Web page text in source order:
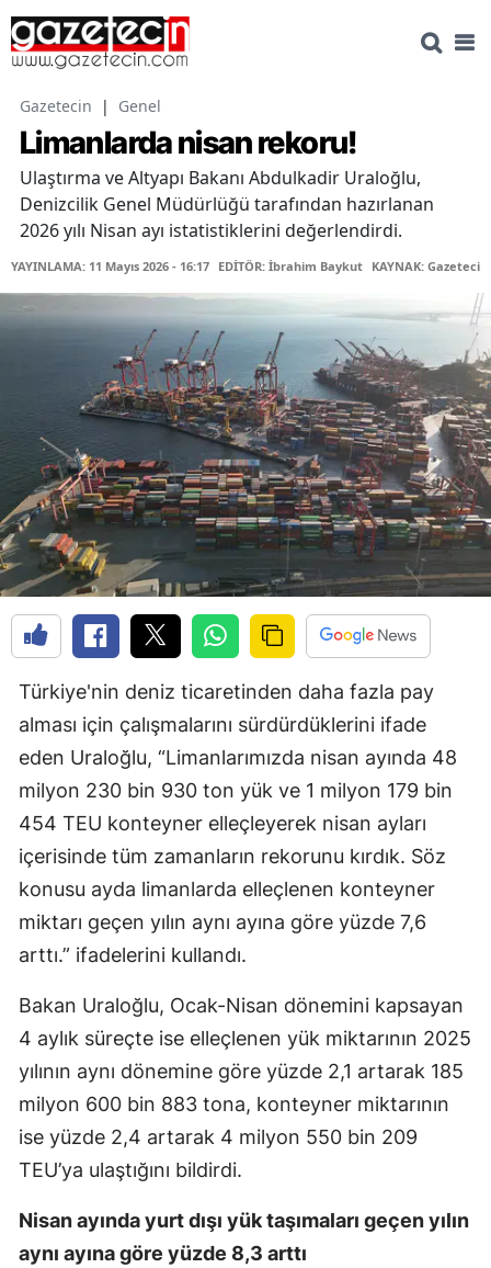
Gazetecin | Genel
Limanlarda nisan rekoru!
Ulaştırma ve Altyapı Bakanı Abdulkadir Uraloğlu,
Denizcilik Genel Müdürlüğü tarafından hazırlanan
2026 yılı Nisan ayı istatistiklerini değerlendirdi.
YAYINLAMA: 11 Mayıs 2026 - 16:17 EDİTÖR: İbrahim Baykut KAYNAK: Gazetecin
Türkiye'nin deniz ticaretinden daha fazla pay
alması için çalışmalarını sürdürdüklerini ifade
eden Uraloğlu, “Limanlarımızda nisan ayında 48
milyon 230 bin 930 ton yük ve 1 milyon 179 bin
454 TEU konteyner elleçleyerek nisan ayları
içerisinde tüm zamanların rekorunu kırdık. Söz
konusu ayda limanlarda elleçlenen konteyner
miktarı geçen yılın aynı ayına göre yüzde 7,6
arttı.” ifadelerini kullandı.
Bakan Uraloğlu, Ocak-Nisan dönemini kapsayan
4 aylık süreçte ise elleçlenen yük miktarının 2025
yılının aynı dönemine göre yüzde 2,1 artarak 185
milyon 600 bin 883 tona, konteyner miktarının
ise yüzde 2,4 artarak 4 milyon 550 bin 209
TEU’ya ulaştığını bildirdi.
Nisan ayında yurt dışı yük taşımaları geçen yılın
aynı ayına göre yüzde 8,3 arttı